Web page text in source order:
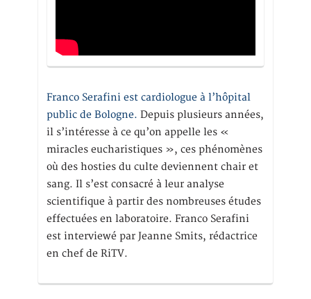
Franco Serafini est cardiologue à l’hôpital
public de Bologne. Depuis plusieurs années,
il s’intéresse à ce qu’on appelle les «
miracles eucharistiques », ces phénomènes
où des hosties du culte deviennent chair et
sang. Il s’est consacré à leur analyse
scientifique à partir des nombreuses études
effectuées en laboratoire. Franco Serafini
est interviewé par Jeanne Smits, rédactrice
en chef de RiTV.